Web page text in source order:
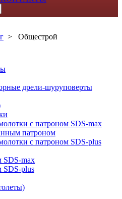
> Общестрой
дрели-шуруповерты
с патроном SDS-max
патроном
с патроном SDS-plus
SDS-max
SDS-plus